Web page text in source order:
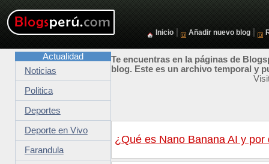
Inicio Añadir nuevo blog
Te encuentras en la páginas de
blog. Este es un archivo temporal y
¿Qué es Nano Banana AI y
Actualidad
Noticias
Politica
Deportes
Deporte en Vivo
Farandula